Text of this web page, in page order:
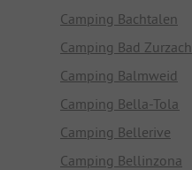
Camping Bachtalen
Camping Bad Zurzach
Camping Balmweid
Camping Bella-Tola
Camping Bellerive
Camping Bellinzona